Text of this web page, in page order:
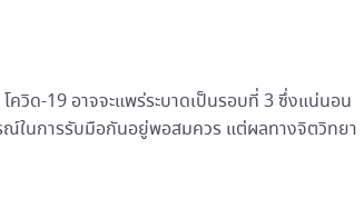
ควิด-19 อาจจะแพร่ระบาดเป็นรอบที่ 3 ซึ่งแน่นอน
ณ์ในการรับมือกันอยู่พอสมควร แต่ผลทางจิตวิทยา